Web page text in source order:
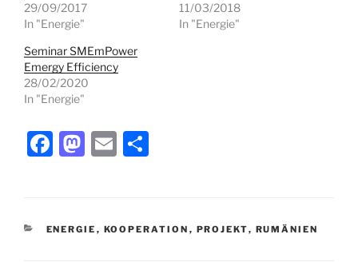
29/09/2017
In "Energie"
11/03/2018
In "Energie"
Seminar SMEmPower
Emergy Efficiency
28/02/2020
In "Energie"
F
e
M
o
E
l
n
KATEGORIEN
ENERGIE , KOOPERATION , PROJEKT, RUMÄNIEN